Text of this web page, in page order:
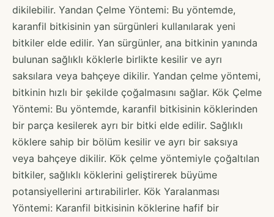
dikilebilir. Yandan Çelme Yöntemi: Bu yöntemde,
karanfil bitkisinin yan sürgünleri kullanılarak yeni
bitkiler elde edilir. Yan sürgünler, ana bitkinin yanında
bulunan sağlıklı köklerle birlikte kesilir ve ayrı
saksılara veya bahçeye dikilir. Yandan çelme yöntemi,
bitkinin hızlı bir şekilde çoğalmasını sağlar. Kök Çelme
Yöntemi: Bu yöntemde, karanfil bitkisinin köklerinden
bir parça kesilerek ayrı bir bitki elde edilir. Sağlıklı
köklere sahip bir bölüm kesilir ve ayrı bir saksıya
veya bahçeye dikilir. Kök çelme yöntemiyle çoğaltılan
bitkiler, sağlıklı köklerini geliştirerek büyüme
potansiyellerini artırabilirler. Kök Yaralanması
Yöntemi: Karanfil bitkisinin köklerine hafif bir